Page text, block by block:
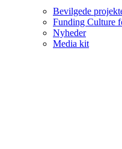
Bevilgede
Funding Culture
Nyheder
Media kit